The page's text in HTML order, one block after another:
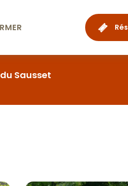
Sausset